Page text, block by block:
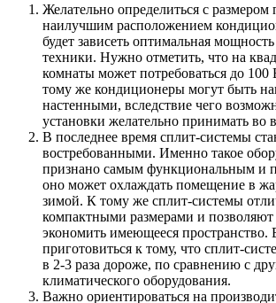
Желательно определиться с
наилучшим расположением
будет зависеть оптимальная
техники. Нужно отметить, что на
комнаты может потребоваться до
тому же кондиционеры могут быть
настенными, вследствие чего
установки желательно принимать во
В последнее время сплит-системы
востребованными. Именно такое
признано самым функциональным и
оно может охлаждать помещение в
зимой. К тому же сплит-системы
компактными размерами и
экономить имеющееся пространство.
приготовиться к тому, что сплит-
в 2-3 раза дороже, по сравнению с
климатического оборудования.
Важно ориентироваться на